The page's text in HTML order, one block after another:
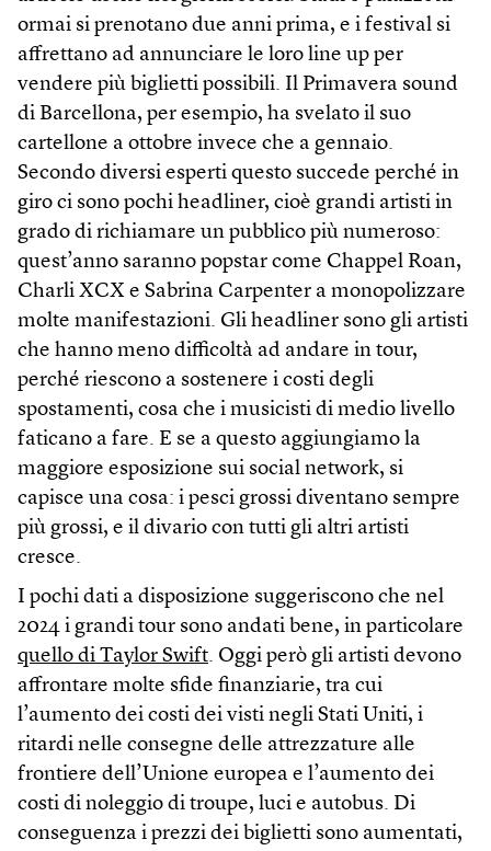
ormai si prenotano due anni prima, e i festival si
affrettano ad annunciare le loro line up per
vendere più biglietti possibili. Il Primavera sound
di Barcellona, per esempio, ha svelato il suo
cartellone a ottobre invece che a gennaio.
Secondo diversi esperti questo succede perché in
giro ci sono pochi headliner, cioè grandi artisti in
grado di richiamare un pubblico più numeroso:
quest’anno saranno popstar come Chappel Roan,
Charli XCX e Sabrina Carpenter a monopolizzare
molte manifestazioni. Gli headliner sono gli artisti
che hanno meno difficoltà ad andare in tour,
perché riescono a sostenere i costi degli
spostamenti, cosa che i musicisti di medio livello
faticano a fare. E se a questo aggiungiamo la
maggiore esposizione sui social network, si
capisce una cosa: i pesci grossi diventano sempre
più grossi, e il divario con tutti gli altri artisti
cresce.
I pochi dati a disposizione suggeriscono che nel
2024 i grandi tour sono andati bene, in particolare
quello di Taylor Swift. Oggi però gli artisti devono
affrontare molte sfide finanziarie, tra cui
l’aumento dei costi dei visti negli Stati Uniti, i
ritardi nelle consegne delle attrezzature alle
frontiere dell’Unione europea e l’aumento dei
costi di noleggio di troupe, luci e autobus. Di
conseguenza i prezzi dei biglietti sono aumentati,